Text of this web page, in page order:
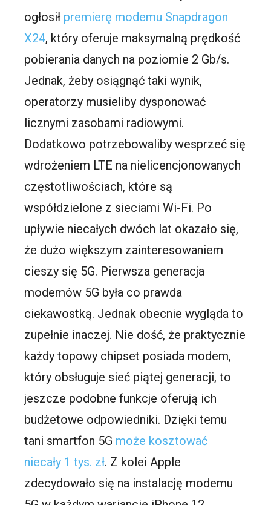
ogłosił premierę modemu Snapdragon
X24, który oferuje maksymalną prędkość
pobierania danych na poziomie 2 Gb/s.
Jednak, żeby osiągnąć taki wynik,
operatorzy musieliby dysponować
licznymi zasobami radiowymi.
Dodatkowo potrzebowaliby wesprzeć się
wdrożeniem LTE na nielicencjonowanych
częstotliwościach, które są
współdzielone z sieciami Wi-Fi. Po
upływie niecałych dwóch lat okazało się,
że dużo większym zainteresowaniem
cieszy się 5G. Pierwsza generacja
modemów 5G była co prawda
ciekawostką. Jednak obecnie wygląda to
zupełnie inaczej. Nie dość, że praktycznie
każdy topowy chipset posiada modem,
który obsługuje sieć piątej generacji, to
jeszcze podobne funkcje oferują ich
budżetowe odpowiedniki. Dzięki temu
tani smartfon 5G może kosztować
niecały 1 tys. zł. Z kolei Apple
zdecydowało się na instalację modemu